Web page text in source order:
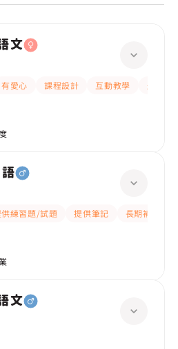
文
有愛心 課程設計 互動教學
題目講
供練習題/試題 提供筆記
長期補習
文